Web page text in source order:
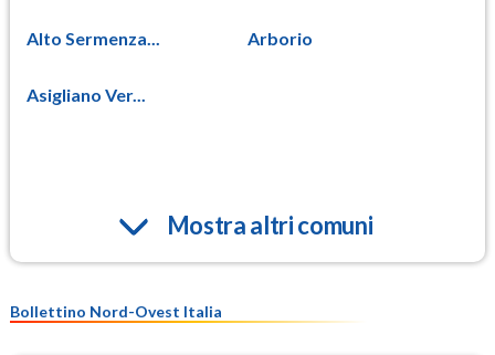
Alto Sermenza... Arborio
Asigliano Ver...
Mostra altri comuni
Bollettino Nord-Ovest Italia